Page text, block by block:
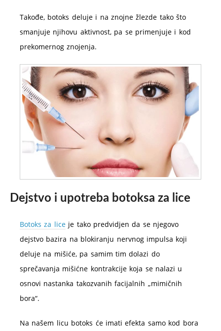
Takođe, botoks deluje i na znojne žlezde tako što
smanjuje njihovu aktivnost, pa se primenjuje i kod
prekomernog znojenja.
Dejstvo i upotreba botoksa za lice
Botoks za liceje tako predvidjen da se njegovo
dejstvo bazira na blokiranju nervnog impulsa koji
deluje na mišiće, pa samim tim dolazi do
sprečavanja mišićne kontrakcije koja se nalazi u
osnovi nastanka takozvanih facijalnih „mimičnih
bora“.
Na našem licu botoks će imati efekta samo kod bora